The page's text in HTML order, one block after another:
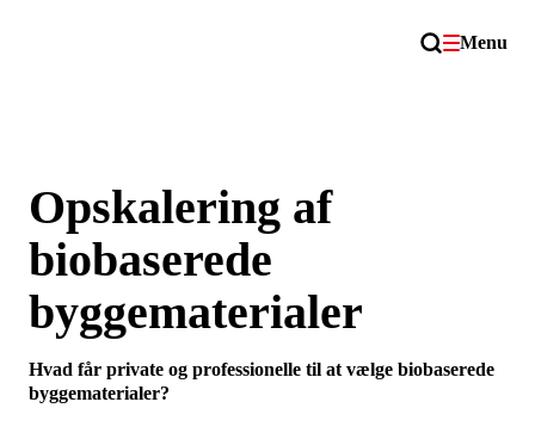
Menu
Opskalering af
biobaserede
byggematerialer
Hvad får private og professionelle til at vælge biobaserede
byggematerialer?